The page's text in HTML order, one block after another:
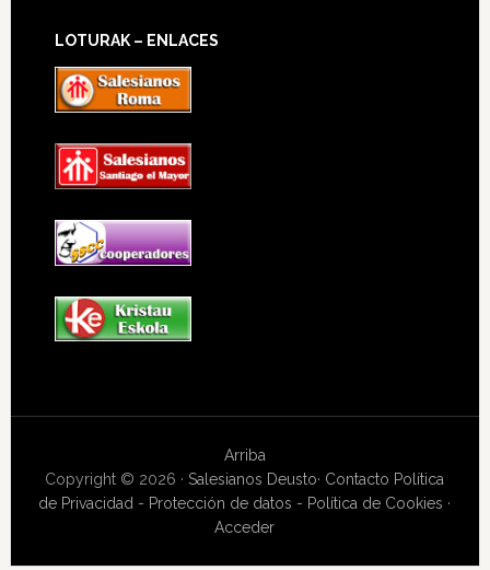
LOTURAK – ENLACES
Arriba
Copyright © 2026 ·Salesianos Deusto· Contacto Política
de Privacidad - Protección de datos - Política de Cookies ·
Acceder